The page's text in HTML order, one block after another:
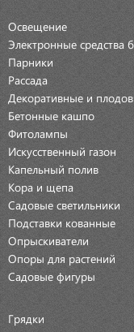
Освещение
Электронные средства
Парники
Рассада
Декоративные и
Бетонные кашпо
Фитолампы
Искусственный газон
Капельный полив
Кора и щепа
Садовые светильники
Подставки кованные
Опрыскиватели
Опоры для растений
Садовые фигуры
Грядки